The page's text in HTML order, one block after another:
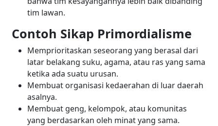
tim lawan.
Contoh Sikap Primordialisme
Memprioritaskan seseorang yang berasal dari
latar belakang suku, agama, atau ras yang sama
ketika ada suatu urusan.
Membuat organisasi kedaerahan di luar daerah
asalnya.
Membuat geng, kelompok, atau komunitas
yang berdasarkan oleh minat yang sama.